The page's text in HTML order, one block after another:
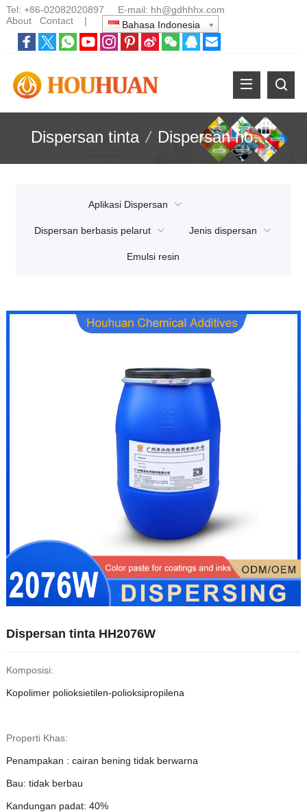
Tel: +86-02082020897 E-mail: hh@gdhhhx.com
About
Contact| Bahasa Indonesia
Dispersan tinta / Dispersan nonionik
Aplikasi Dispersan
Dispersan berbasis pelarut Jenis dispersan
Emulsi resin
Dispersan tinta HH2076W
Komposisi:
Kopolimer polioksietilen-polioksipropilena
Properti Khas:
Penampakan : cairan bening tidak berwarna
Bau: tidak berbau
Kandungan padat: 40%